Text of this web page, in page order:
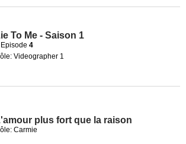
To Me - Saison 1
4
Videographer 1
plus fort que la raison
Carmie